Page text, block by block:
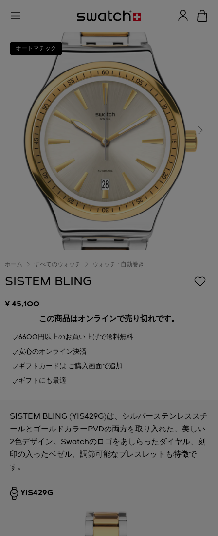
オートマチック
ホーム すべてのウォッチ ウォッチ : 自動巻き
SISTEM BLING
¥ 45,100
この商品はオンラインで売り切れです。
6600円以上のお買い上げで送料無料
安心のオンライン決済
ギフトカードは ご購入画面で追加
ギフトにも最適
SISTEM BLING (YIS429G)は、シルバーステンレススチ
ールとゴールドカラーPVDの両方を取り入れた、美しい
2色デザイン。Swatchのロゴをあしらったダイヤル、刻
印の入ったベゼル、調節可能なブレスレットも特徴で
す。
YIS429G